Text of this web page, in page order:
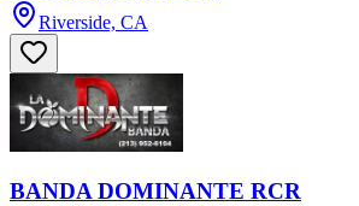
Riverside, CA
BANDA DOMINANTE RCR